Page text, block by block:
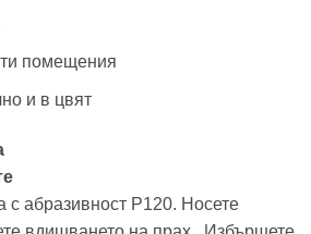
помещения
и в цвят
с абразивност Р120. Носете